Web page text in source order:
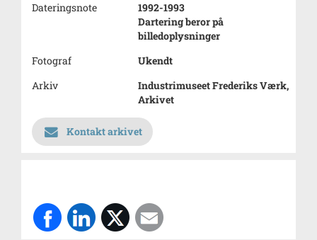
Dateringsnote
1992-1993
Dartering beror på
billedoplysninger
Fotograf
Ukendt
Arkiv
Industrimuseet Frederiks Værk,
Arkivet
Kontakt arkivet